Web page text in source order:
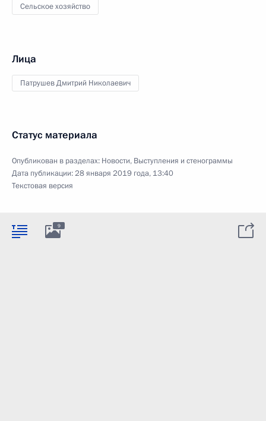
Сельское хозяйство
Лица
Патрушев Дмитрий Николаевич
Статус материала
Опубликован в разделах: Новости, Выступления и стенограммы
Дата публикации:28 января 2019 года, 13:40
Текстовая версия
9